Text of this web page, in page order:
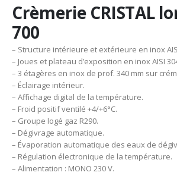
Crèmerie CRISTAL
700
– Structure intérieure et extérieure en inox
– Joues et plateau d’exposition en inox AISI
– 3 étagères en inox de prof. 340 mm sur
– Éclairage intérieur.
– Affichage digital de la température.
– Froid positif ventilé +4/+6°C.
– Groupe logé gaz R290.
– Dégivrage automatique.
– Évaporation automatique des eaux de
– Régulation électronique de la température.
– Alimentation : MONO 230 V.